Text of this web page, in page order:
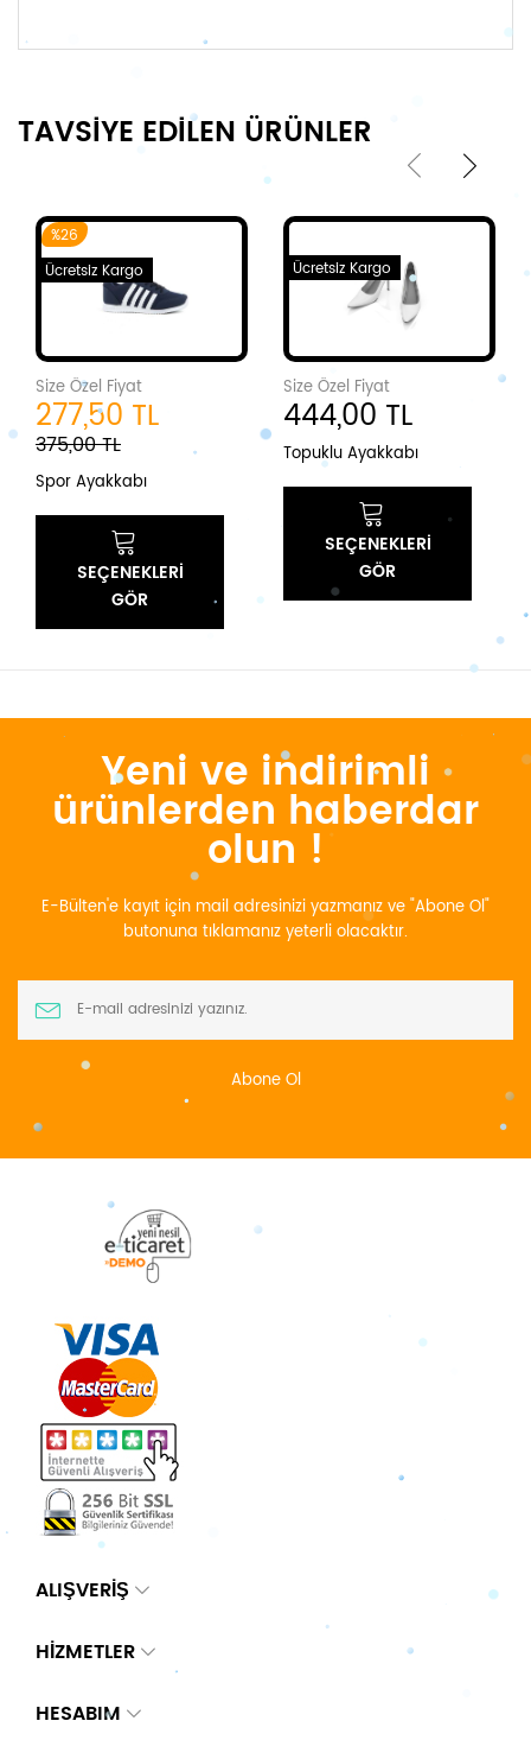
TAVSİYE EDİLEN ÜRÜNLER
%26
Ücretsiz Kargo
Size Özel Fiyat
277,50 TL
375,00 TL
Spor Ayakkabı
SEÇENEKLERI
GÖR
Ücretsiz Kargo
Size Özel Fiyat
444,00 TL
Topuklu Ayakkabı
SEÇENEKLERI
GÖR
Yeni ve indirimli
ürünlerden haberdar
olun !
E-Bülten'e kayıt için mail adresinizi yazmanız ve "Abone Ol"
butonuna tıklamanız yeterli olacaktır.
Abone Ol
ALIŞVERİŞ
HİZMETLER
HESABIM